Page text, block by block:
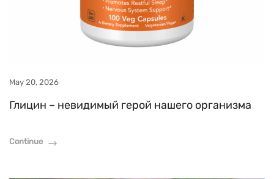
May 20, 2026
Глицин – невидимый герой нашего организма
Continue